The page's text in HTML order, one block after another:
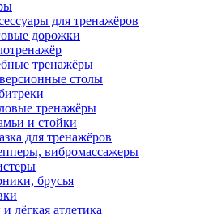
для тренажёров
дорожки
тренажёры
столы
тренажёры
и стойки
для тренажёров
вибромассажеры
брусья
и лёгкая атлетика